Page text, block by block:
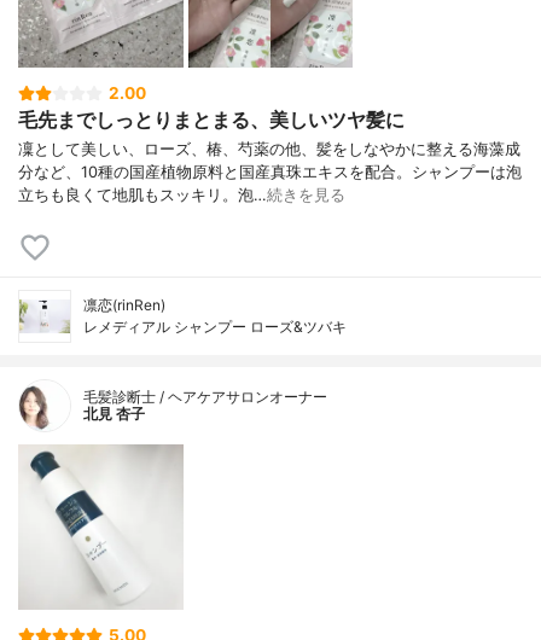
2.00
毛先までしっとりまとまる、美しいツヤ髪に
凜として美しい、ローズ、椿、芍薬の他、髪をしなやかに整える海藻成
分など、10種の国産植物原料と国産真珠エキスを配合。シャンプーは泡
立ちも良くて地肌もスッキリ。泡…続きを見る
凛恋(rinRen)
レメディアル シャンプー ローズ&ツバキ
毛髪診断士 / ヘアケアサロンオーナー
北見 杏子
5.00